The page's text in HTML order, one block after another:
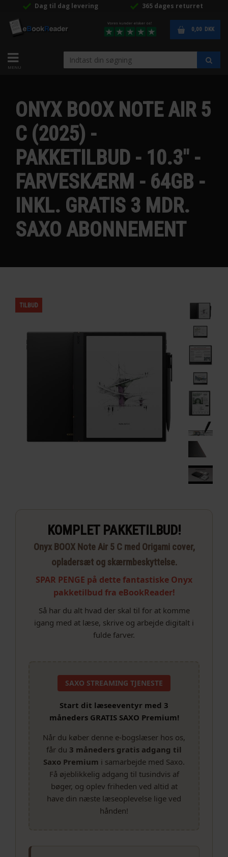
Dag til dag levering 365 dages returret
0,00 DKK
ONYX BOOX NOTE AIR 5
C (2025) -
PAKKETILBUD - 10.3" -
FARVESKÆRM - 64GB -
INKL. GRATIS 3 MDR.
SAXO ABONNEMENT
TILBUD
KOMPLET PAKKETILBUD!
Onyx BOOX Note Air 5 C med Origami cover,
opladersæt og skærmbeskyttelse.
SPAR PENGE på dette fantastiske Onyx
pakketilbud fra eBookReader!
Så har du alt hvad der skal til for at komme
igang med at læse, skrive og arbejde digitalt i
fulde farver.
SAXO STREAMING TJENESTE
Start dit læseeventyr med 3
måneders GRATIS SAXO Premium!
Når du køber denne e-bogslæser hos os,
får du 3 måneders gratis adgang til
Saxo Premium i samarbejde med Saxo.
Få øjeblikkelig adgang til tusindvis af
bøger, og oplev friheden ved altid at
have din næste læseoplevelse lige ved
hånden!